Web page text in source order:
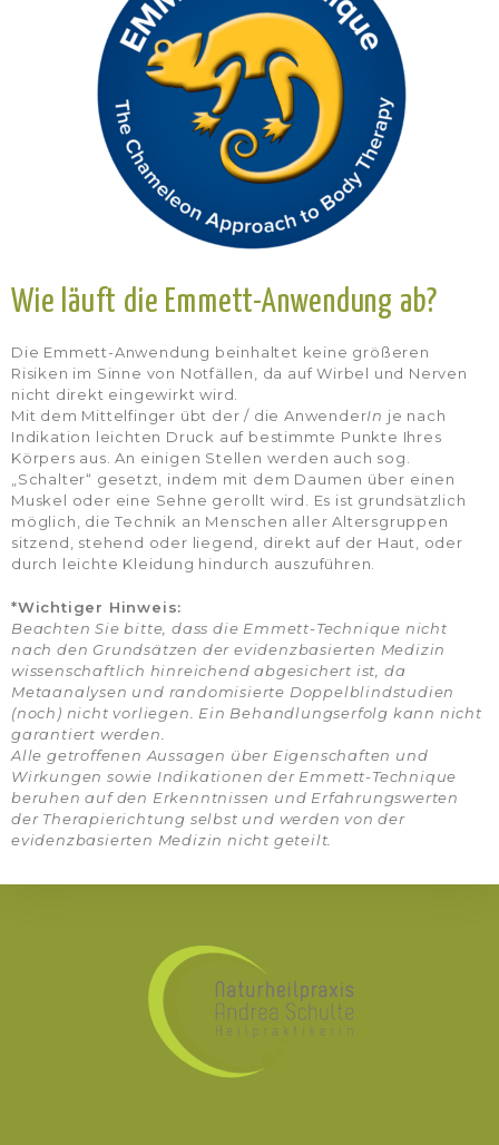
Wie läuft die Emmett-Anwendung ab?
Die Emmett-Anwendung beinhaltet keine größeren
Risiken im Sinne von Notfällen, da auf Wirbel und Nerven
nicht direkt eingewirkt wird.
Mit dem Mittelfinger übt der / die AnwenderIn je nach
Indikation leichten Druck auf bestimmte Punkte Ihres
Körpers aus. An einigen Stellen werden auch sog.
„Schalter“ gesetzt, indem mit dem Daumen über einen
Muskel oder eine Sehne gerollt wird. Es ist grundsätzlich
möglich, die Technik an Menschen aller Altersgruppen
sitzend, stehend oder liegend, direkt auf der Haut, oder
durch leichte Kleidung hindurch auszuführen.
*Wichtiger Hinweis:
Beachten Sie bitte, dass die Emmett-Technique nicht
nach den Grundsätzen der evidenzbasierten Medizin
wissenschaftlich hinreichend abgesichert ist, da
Metaanalysen und randomisierte Doppelblindstudien
(noch) nicht vorliegen. Ein Behandlungserfolg kann nicht
garantiert werden.
Alle getroffenen Aussagen über Eigenschaften und
Wirkungen sowie Indikationen der Emmett-Technique
beruhen auf den Erkenntnissen und Erfahrungswerten
der Therapierichtung selbst und werden von der
evidenzbasierten Medizin nicht geteilt.